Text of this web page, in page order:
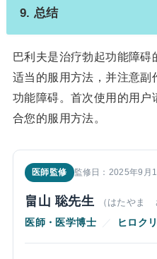
9. 总结
巴利夫是治疗勃起功能障
适当的服用方法，并注意副
功能障碍。首次使用的用
合您的服用方法。
医師監修 監修日：2025年9月
畠山 聡先生 （はたやま
医師・医学博士 ／ ヒロク